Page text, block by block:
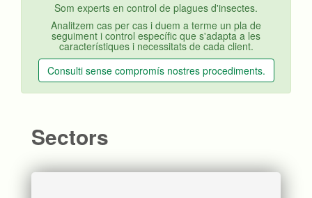
Som experts en control de plagues d'insectes.
Analitzem cas per cas i duem a terme un pla de
seguiment i control específic que s'adapta a les
característiques i necessitats de cada client.
Consulti sense compromís nostres procediments.
Sectors